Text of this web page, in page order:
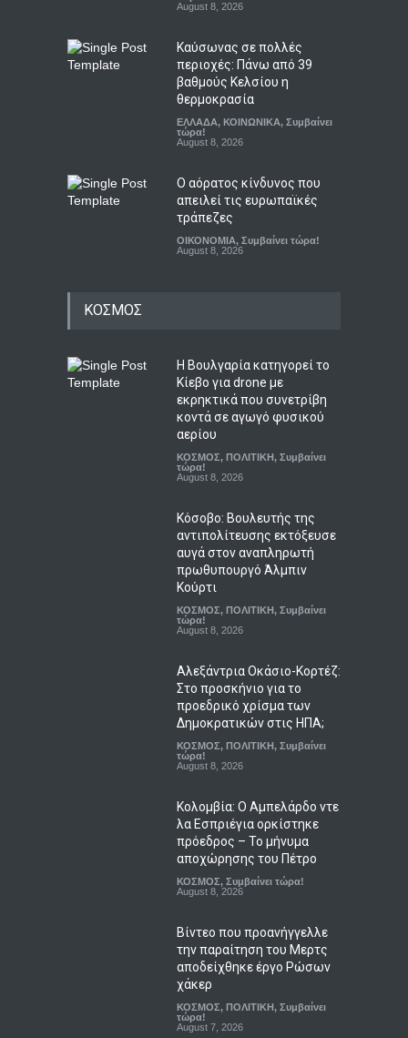
August 8, 2026
Καύσωνας σε πολλές
περιοχές: Πάνω από 39
βαθμούς Κελσίου η
θερμοκρασία
ΕΛΛΑΔΑ, ΚΟΙΝΩΝΙΚΑ, Συμβαίνει
τώρα!
August 8, 2026
Ο αόρατος κίνδυνος που
απειλεί τις ευρωπαϊκές
τράπεζες
ΟΙΚΟΝΟΜΙΑ, Συμβαίνει τώρα!
August 8, 2026
ΚΟΣΜΟΣ
Η Βουλγαρία κατηγορεί το
Κίεβο για drone με
εκρηκτικά που συνετρίβη
κοντά σε αγωγό φυσικού
αερίου
ΚΟΣΜΟΣ, ΠΟΛΙΤΙΚΗ, Συμβαίνει
τώρα!
August 8, 2026
Κόσοβο: Βουλευτής της
αντιπολίτευσης εκτόξευσε
αυγά στον αναπληρωτή
πρωθυπουργό Άλμπιν
Κούρτι
ΚΟΣΜΟΣ, ΠΟΛΙΤΙΚΗ, Συμβαίνει
τώρα!
August 8, 2026
Αλεξάντρια Οκάσιο-Κορτέζ:
Στο προσκήνιο για το
προεδρικό χρίσμα των
Δημοκρατικών στις ΗΠΑ;
ΚΟΣΜΟΣ, ΠΟΛΙΤΙΚΗ, Συμβαίνει
τώρα!
August 8, 2026
Κολομβία: Ο Αμπελάρδο ντε
λα Εσπριέγια ορκίστηκε
πρόεδρος – Το μήνυμα
αποχώρησης του Πέτρο
ΚΟΣΜΟΣ, Συμβαίνει τώρα!
August 8, 2026
Βίντεο που προανήγγελλε
την παραίτηση του Μερτς
αποδείχθηκε έργο Ρώσων
χάκερ
ΚΟΣΜΟΣ, ΠΟΛΙΤΙΚΗ, Συμβαίνει
τώρα!
August 7, 2026